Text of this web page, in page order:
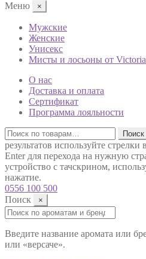
Меню
×
Мужские
Женские
Унисекс
Мисты и лосьоны от
О нас
Доставка и оплата
Сертификат
Программа лояльности
Искать:
Поиск
результатов используйте
Enter для перехода на нужную
устройство с тачскрином,
нажатие.
0556 100 500
Поиск
×
Поиск:
Введите название аромата или
или «версаче».